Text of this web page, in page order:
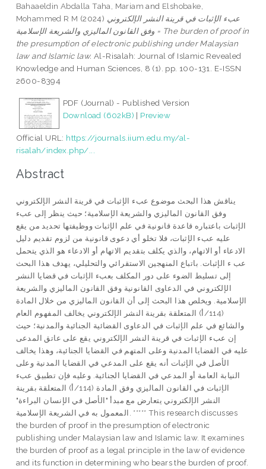
Bahaaeldin Abdalla Taha, Mariam and Elshobake,
Mohammed R M (2024) عبء الإثبات في قرينة النشر الإلكتروني
وفق القانون الماليزي والشريعة الإسلامية = The burden of proof in
the presumption of electronic publishing under Malaysian
law and Islamic law. Al-Risalah: Journal of Islamic Revealed
Knowledge and Human Sciences, 8 (1). pp. 100-131. E-ISSN
2600-8394
PDF (Journal) - Published Version
Download (602kB) | Preview
Official URL: https://journals.iium.edu.my/al-
risalah/index.php/...
Abstract
يناقش هذا البحث موضوع عبء الإثبات في قرينة النشر الإلكتروني
وفق القانون الماليزي والشريعة الإسلامية؛ حيث ينظر إلى عبء
الإثبات باعتباره قاعدة قانونية في علم الإثبات ووظيفتها تحديد من يقع
عليه عبء الإثبات، فلا تخلو أي دعوى قانونية من لزوم تقديم دليل
الادعاء أو الاتهام، والذي يكلف بتقديم الاتهام أو الادعاء هو الذي يتحمل
عب ء الإثبات. باتباع المنهجين الاستقرائي والتحليلي، يهدف هذا البحث
إلى تسليط الضوء على دور المكلف بعبء الإثبات في قضايا النشر
الإلكتروني في الدعاوى القانونية وفق القانون الماليزي والشريعة
الإسلامية. ويخلص هذا البحث إلى أن القانون الماليزي من خلال المادة
(114/أ) المتعلقة بقرينة النشر الإلكتروني يخالف المفهوم العام
والشائع في علم الإثبات في الدعاوى القضائية الجنائية والمدنية؛ حيث
إن عبء الإثبات في قرينة النشر الإلكتروني يقع على عاتق المدعى
عليه في القضايا المدنية وعلى المتهم في القضايا الجنائية، وهذا يخالف
الأصل في الإثبات أنه يقع على المدعي في القضايا المدنية وعلى
النيابة العامة أو المدعي في القضايا الجنائية. وعليه فإن تطبيق عبء
الإثبات في القانون الماليزي وفق المادة (114/أ) المتعلقة بقرينة
النشر الإلكتروني يتعارض مع مبدأ "الأصل في الإنسان البراءة"
المعمول به في الشريعة الإسلامية. ***** This research discusses
the burden of proof in the presumption of electronic
publishing under Malaysian law and Islamic law. It examines
the burden of proof as a legal principle in the law of evidence
and its function in determining who bears the burden of proof.